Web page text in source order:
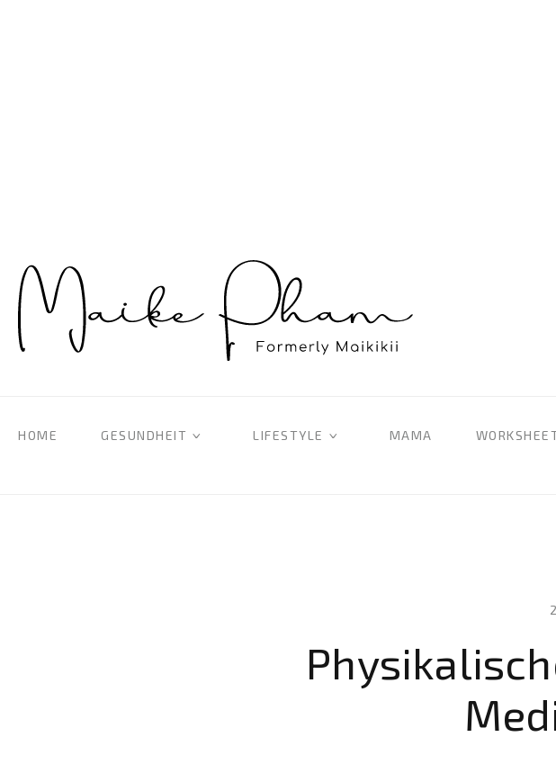
HOME GESUNDHEIT LIFESTYLE MAMA